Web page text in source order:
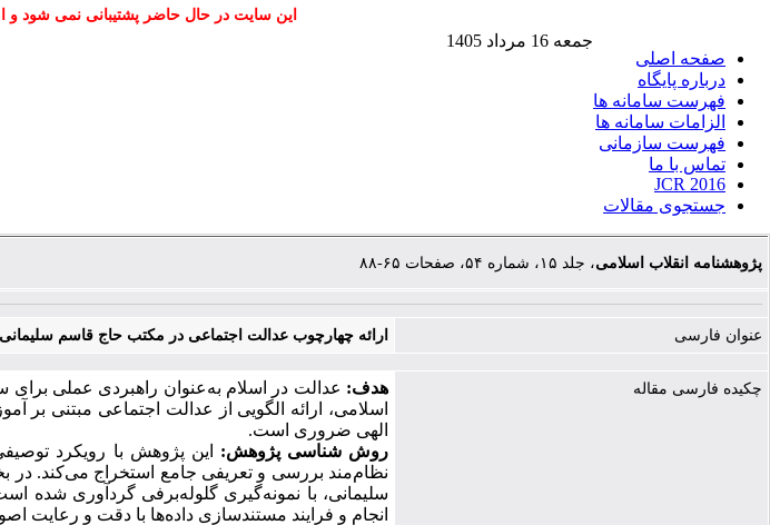
این سایت در حال حاضر پشتیبانی نمی شود و
صفحه اصلی
درباره پایگاه
فهرست سامانه ها
الزامات سامانه ها
فهرست سازمانی
تماس با ما
JCR 2016
جستجوی مقالات
جمعه 16 مرداد 1405
پژوهشنامه انقلاب اسلامی، جلد ۱۵، شماره ۵۴، صفحات ۶۵-۸۸
عنوان فارسی ارائه چهارچوب عدالت اجتماعی در مکتب حاج قاسم
چکیده فارسی مقاله هدف: عدالت در اسلام به‌عنوان راهبردی عملی
اسلامی، ارائه الگویی از عدالت اجتماعی مبتنی
الهی ضروری است.
روش ­شناسی پژوهش: این پژوهش با رویکرد
نظام‌مند بررسی و تعریفی جامع استخراج می‌کند. در
سلیمانی، با نمونه‌گیری گلوله‌برفی گردآوری شده
انجام و فرایند مستندسازی داده‌ها با دقت و